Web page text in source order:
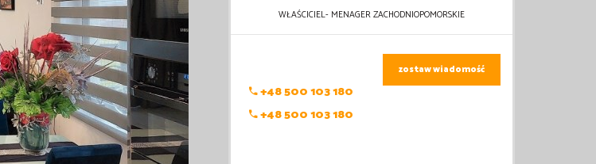
WŁAŚCICIEL- MENAGER ZACHODNIOPOMORSKIE
+48 500 103 180
+48 500 103 180
zostaw wiadomość